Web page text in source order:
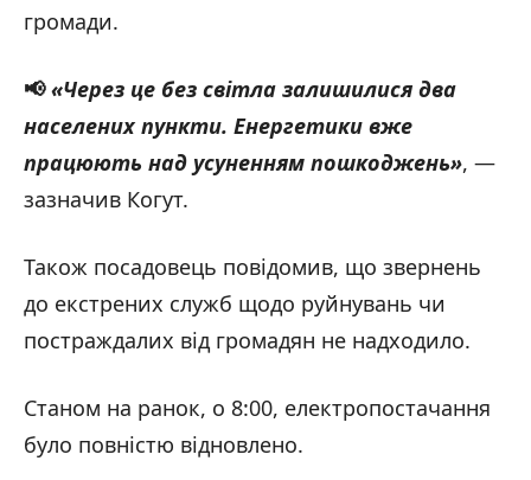
громади.
📢«Через це без світла залишилися два
населених пункти. Енергетики вже
працюють над усуненням пошкоджень», —
зазначив Когут.
Також посадовець повідомив, що звернень
до екстрених служб щодо руйнувань чи
постраждалих від громадян не надходило.
Станом на ранок, о 8:00, електропостачання
було повністю відновлено.